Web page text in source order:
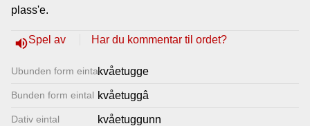
plass'e.
volume_upSpel av Har du kommentar til ordet?
Ubunden form eintalkvåetugge
Bunden form eintal kvåetuggâ
Dativ eintal kvåetuggunn
Lenkjer
Kontakt
oss